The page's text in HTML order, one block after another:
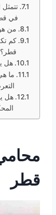
تتمثل
في
من
كم
قطر؟
هل
ما
هل
قطر